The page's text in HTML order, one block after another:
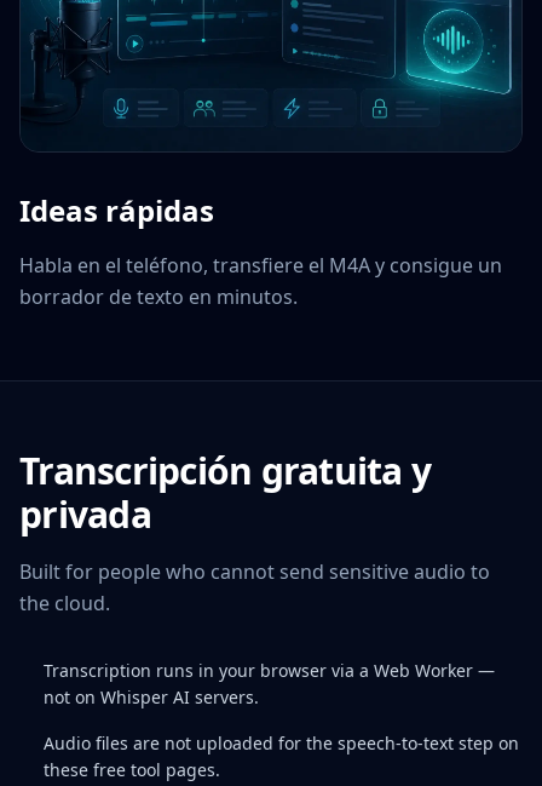
Ideas rápidas
Habla en el teléfono, transfiere el M4A y consigue un
borrador de texto en minutos.
Transcripción gratuita y
privada
Built for people who cannot send sensitive audio to
the cloud.
Transcription runs in your browser via a Web Worker —
not on Whisper AI servers.
Audio files are not uploaded for the speech-to-text step on
these free tool pages.